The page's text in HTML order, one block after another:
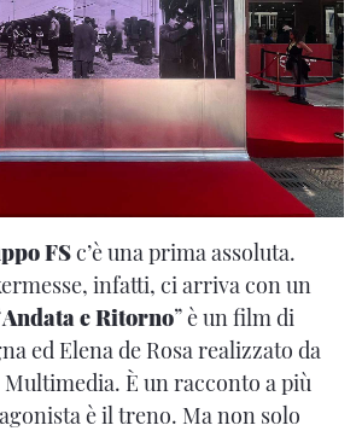
FSc’è una prima assoluta.
infatti, ci arriva con un
Andata e Ritorno” è un film di
ed Elena de Rosa realizzato da
È un racconto a più
è il treno. Ma non solo